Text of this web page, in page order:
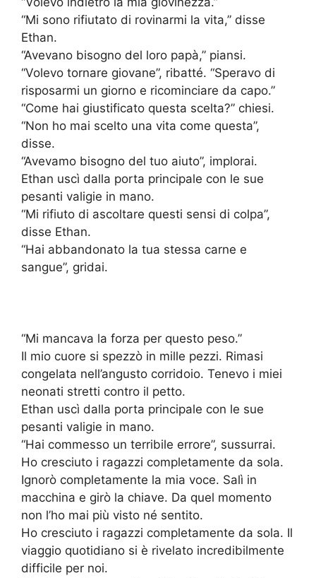
“Mi sono rifiutato di rovinarmi la vita,” disse
Ethan.
“Avevano bisogno del loro papà,” piansi.
“Volevo tornare giovane”, ribatté. “Speravo di
risposarmi un giorno e ricominciare da capo.”
“Come hai giustificato questa scelta?” chiesi.
“Non ho mai scelto una vita come questa”,
disse.
“Avevamo bisogno del tuo aiuto”, implorai.
Ethan uscì dalla porta principale con le sue
pesanti valigie in mano.
“Mi rifiuto di ascoltare questi sensi di colpa”,
disse Ethan.
“Hai abbandonato la tua stessa carne e
sangue”, gridai.
“Mi mancava la forza per questo peso.”
Il mio cuore si spezzò in mille pezzi. Rimasi
congelata nell’angusto corridoio. Tenevo i miei
neonati stretti contro il petto.
Ethan uscì dalla porta principale con le sue
pesanti valigie in mano.
“Hai commesso un terribile errore”, sussurrai.
Ho cresciuto i ragazzi completamente da sola.
Ignorò completamente la mia voce. Salì in
macchina e girò la chiave. Da quel momento
non l’ho mai più visto né sentito.
Ho cresciuto i ragazzi completamente da sola. Il
viaggio quotidiano si è rivelato incredibilmente
difficile per noi.